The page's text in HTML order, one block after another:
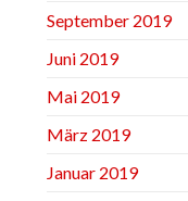
September 2019
Juni 2019
Mai 2019
März 2019
Januar 2019